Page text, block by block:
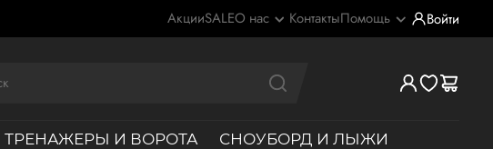
АкцииSALEО нас КонтактыПомощь Войти
ТРЕНАЖЕРЫ И ВОРОТА СНОУБОРД И ЛЫЖИ